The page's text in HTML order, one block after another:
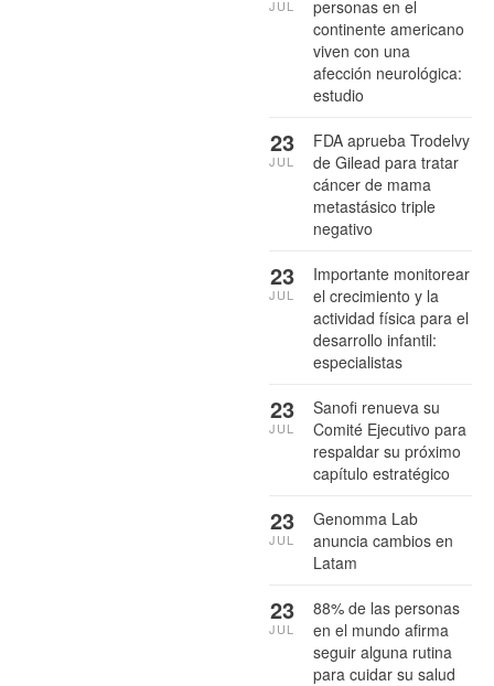
personas en el
continente americano
viven con una
afección neurológica:
estudio
JUL
FDA aprueba Trodelvy
de Gilead para tratar
cáncer de mama
metastásico triple
negativo
23
JUL
Importante monitorear
el crecimiento y la
actividad física para el
desarrollo infantil:
especialistas
23
JUL
Sanofi renueva su
Comité Ejecutivo para
respaldar su próximo
capítulo estratégico
23
JUL
Genomma Lab
anuncia cambios en
Latam
23
JUL
88% de las personas
en el mundo afirma
seguir alguna rutina
para cuidar su salud
23
JUL